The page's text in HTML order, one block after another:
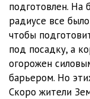
подготовлен. На
радиусе все
чтобы
под посадку, а
огорожен
барьером. Но
Скоро жители